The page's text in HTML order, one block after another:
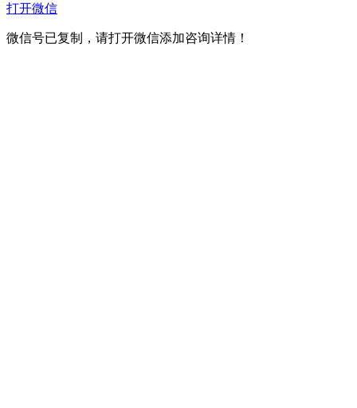
打开微信
微信号已复制，请打开微信添加咨询详情！